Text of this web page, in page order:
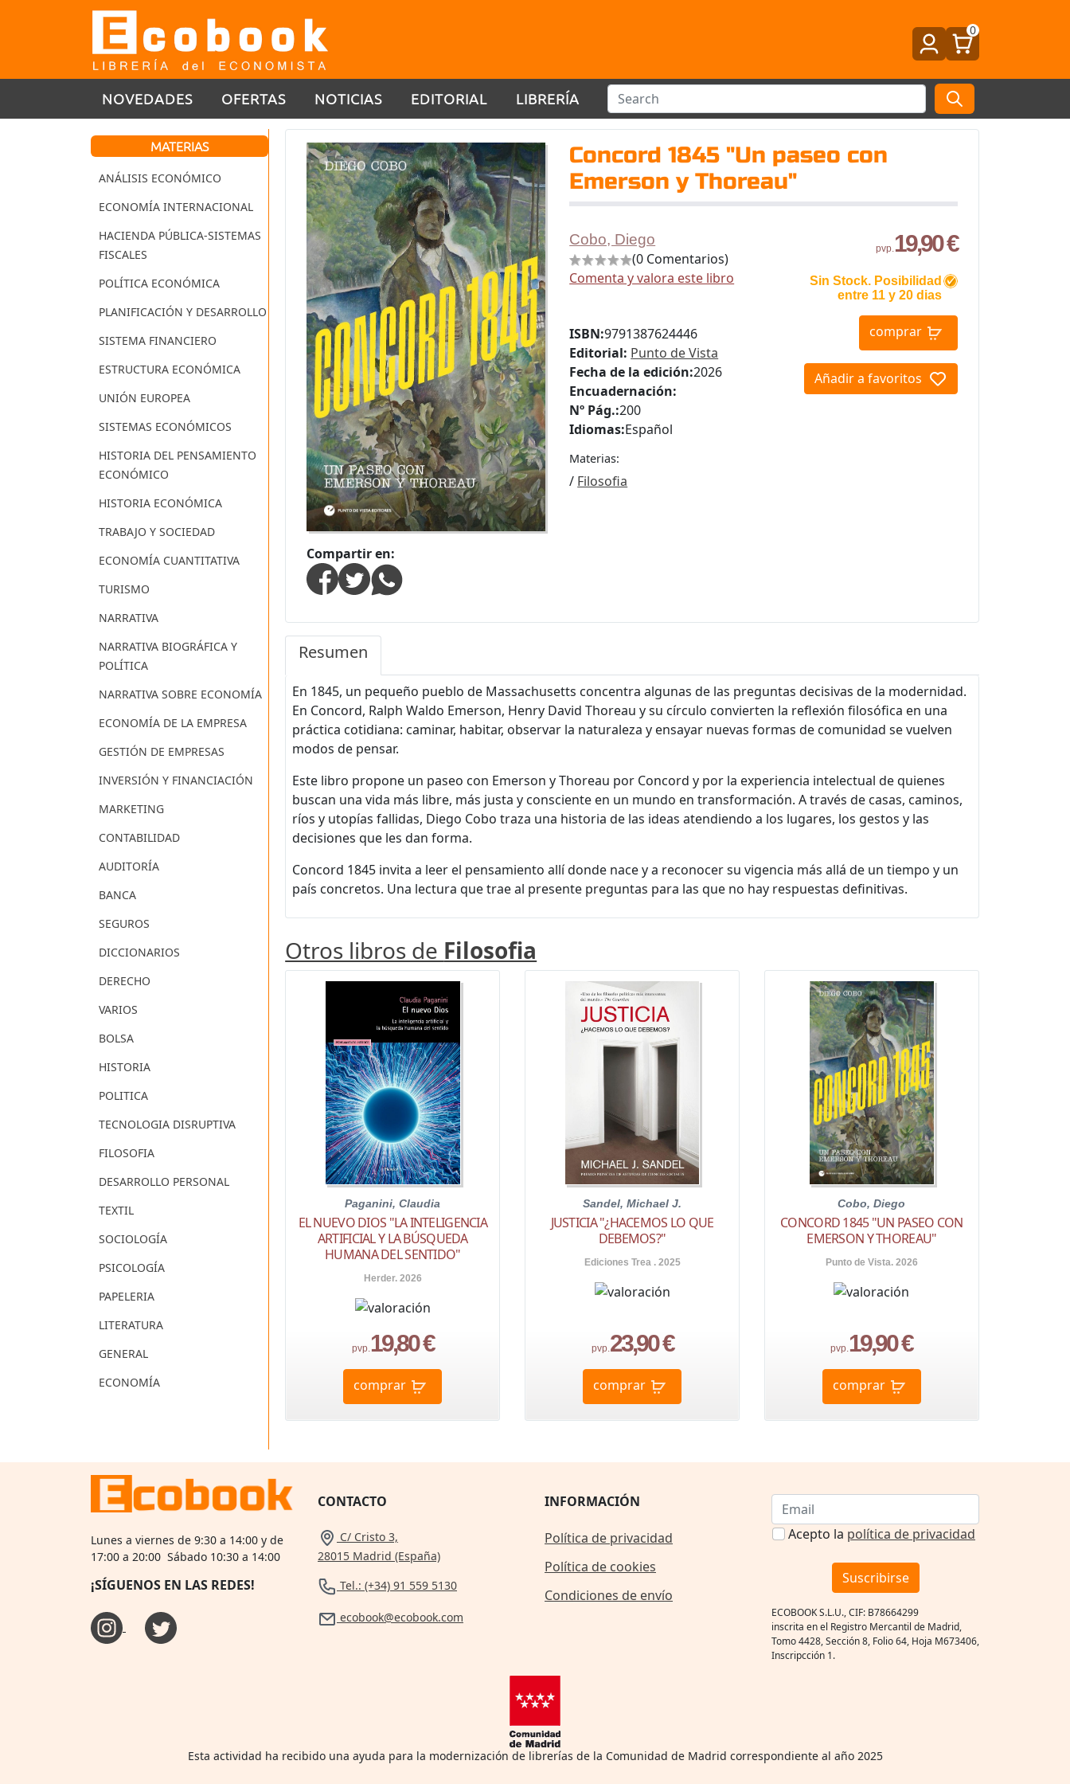
0
NOVEDADES OFERTAS NOTICIAS EDITORIAL LIBRERÍA
MATERIAS
ANÁLISIS ECONÓMICO
ECONOMÍA INTERNACIONAL
HACIENDA PÚBLICA-SISTEMAS
FISCALES
POLÍTICA ECONÓMICA
PLANIFICACIÓN Y DESARROLLO
SISTEMA FINANCIERO
ESTRUCTURA ECONÓMICA
UNIÓN EUROPEA
SISTEMAS ECONÓMICOS
HISTORIA DEL PENSAMIENTO
ECONÓMICO
HISTORIA ECONÓMICA
TRABAJO Y SOCIEDAD
ECONOMÍA CUANTITATIVA
TURISMO
NARRATIVA
NARRATIVA BIOGRÁFICA Y
POLÍTICA
NARRATIVA SOBRE ECONOMÍA
ECONOMÍA DE LA EMPRESA
GESTIÓN DE EMPRESAS
INVERSIÓN Y FINANCIACIÓN
MARKETING
CONTABILIDAD
AUDITORÍA
BANCA
SEGUROS
DICCIONARIOS
DERECHO
VARIOS
BOLSA
HISTORIA
POLITICA
TECNOLOGIA DISRUPTIVA
FILOSOFIA
DESARROLLO PERSONAL
TEXTIL
SOCIOLOGÍA
PSICOLOGÍA
PAPELERIA
LITERATURA
GENERAL
ECONOMÍA
Concord 1845 "Un paseo con
Emerson y Thoreau"
Compartir en:
Cobo, Diego
(0 Comentarios)
Comenta y valora este libro
pvp. 19,90 €
Sin Stock. Posibilidad
entre 11 y 20 dias
comprar
Añadir a favoritos
ISBN:9791387624446
Editorial: Punto de Vista
Fecha de la edición:2026
Encuadernación:
Nº Pág.:200
Idiomas:Español
Materias:
/ Filosofia
Resumen
En 1845, un pequeño pueblo de Massachusetts concentra algunas de las preguntas decisivas de la modernidad.
En Concord, Ralph Waldo Emerson, Henry David Thoreau y su círculo convierten la reflexión filosófica en una
práctica cotidiana: caminar, habitar, observar la naturaleza y ensayar nuevas formas de comunidad se vuelven
modos de pensar.
Este libro propone un paseo con Emerson y Thoreau por Concord y por la experiencia intelectual de quienes
buscan una vida más libre, más justa y consciente en un mundo en transformación. A través de casas, caminos,
ríos y utopías fallidas, Diego Cobo traza una historia de las ideas atendiendo a los lugares, los gestos y las
decisiones que les dan forma.
Concord 1845 invita a leer el pensamiento allí donde nace y a reconocer su vigencia más allá de un tiempo y un
país concretos. Una lectura que trae al presente preguntas para las que no hay respuestas definitivas.
Otros libros de Filosofia
Paganini, Claudia
EL NUEVO DIOS "LA INTELIGENCIA
ARTIFICIAL Y LA BÚSQUEDA
HUMANA DEL SENTIDO"
Herder. 2026
pvp.19,80 €
comprar
Sandel, Michael J.
JUSTICIA "¿HACEMOS LO QUE
DEBEMOS?"
Ediciones Trea . 2025
pvp.23,90 €
comprar
Cobo, Diego
CONCORD 1845 "UN PASEO CON
EMERSON Y THOREAU"
Punto de Vista. 2026
pvp.19,90 €
comprar
Lunes a viernes de 9:30 a 14:00 y de
17:00 a 20:00 Sábado 10:30 a 14:00
¡SÍGUENOS EN LAS REDES!
CONTACTO
C/ Cristo 3,
28015 Madrid (España)
Tel.: (+34) 91 559 5130
ecobook@ecobook.com
INFORMACIÓN
Política de privacidad
Política de cookies
Condiciones de envío
Acepto la política de privacidad
Suscribirse
ECOBOOK S.L.U., CIF: B78664299
inscrita en el Registro Mercantil de Madrid,
Tomo 4428, Sección 8, Folio 64, Hoja M673406,
Inscripcción 1.
Esta actividad ha recibido una ayuda para la modernización de librerías de la Comunidad de Madrid correspondiente al año 2025